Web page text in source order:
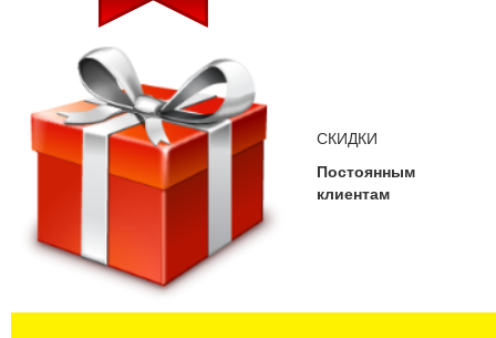
СКИДКИ
Постоянным
клиентам